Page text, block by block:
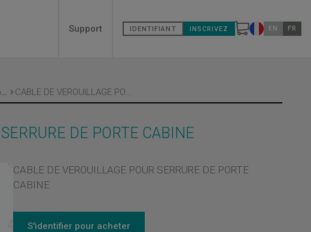
Secondary
Support IDENTIFIANT INSCRIVEZ Changer de
EN FR
Pièces de sécurité des portes CABLE DE VEROUILLAGE POUR SERRURE DE PORTE CABINE
DE PORTE CABINE
CABLE DE VEROUILLAGE POUR SERRURE DE PORTE
CABINE
S'identifier pour acheter